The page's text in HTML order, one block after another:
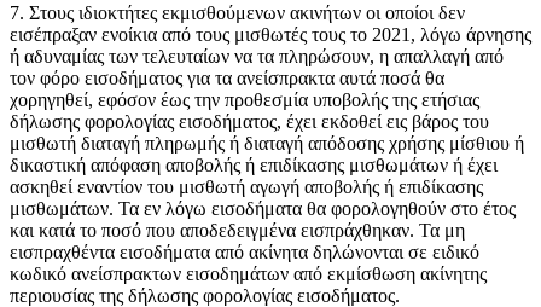
7. Στους ιδιοκτήτες εκμισθούμενων ακινήτων οι οποίοι δεν
εισέπραξαν ενοίκια από τους μισθωτές τους το 2021, λόγω άρνησης
ή αδυναμίας των τελευταίων να τα πληρώσουν, η απαλλαγή από
τον φόρο εισοδήματος για τα ανείσπρακτα αυτά ποσά θα
χορηγηθεί, εφόσον έως την προθεσμία υποβολής της ετήσιας
δήλωσης φορολογίας εισοδήματος, έχει εκδοθεί εις βάρος του
μισθωτή διαταγή πληρωμής ή διαταγή απόδοσης χρήσης μίσθιου ή
δικαστική απόφαση αποβολής ή επιδίκασης μισθωμάτων ή έχει
ασκηθεί εναντίον του μισθωτή αγωγή αποβολής ή επιδίκασης
μισθωμάτων. Τα εν λόγω εισοδήματα θα φορολογηθούν στο έτος
και κατά το ποσό που αποδεδειγμένα εισπράχθηκαν. Τα μη
εισπραχθέντα εισοδήματα από ακίνητα δηλώνονται σε ειδικό
κωδικό ανείσπρακτων εισοδημάτων από εκμίσθωση ακίνητης
περιουσίας της δήλωσης φορολογίας εισοδήματος.